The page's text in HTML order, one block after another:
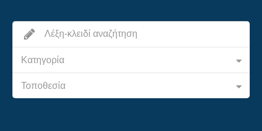
Κατηγορία
Τοποθεσία